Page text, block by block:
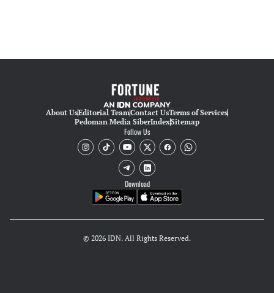
About UsEditorial TeamContact UsTerms of Services
Pedoman Media SiberIndexSitemap
Follow Us
Download
© 2026 IDN. All Rights Reserved.